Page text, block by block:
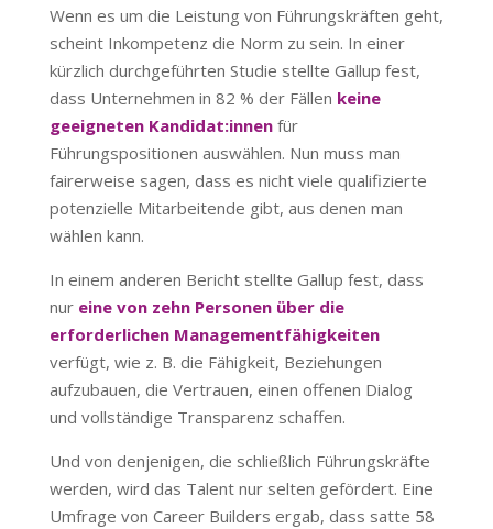
Wenn es um die Leistung von Führungskräften geht,
scheint Inkompetenz die Norm zu sein. In einer
kürzlich durchgeführten Studie stellte Gallup fest,
dass Unternehmen in 82 % der Fällen keine
geeigneten Kandidat:innenfür
Führungspositionen auswählen. Nun muss man
fairerweise sagen, dass es nicht viele qualifizierte
potenzielle Mitarbeitende gibt, aus denen man
wählen kann.
In einem anderen Bericht stellte Gallup fest, dass
nur eine von zehn Personen über die
erforderlichen Managementfähigkeiten
verfügt, wie z. B. die Fähigkeit, Beziehungen
aufzubauen, die Vertrauen, einen offenen Dialog
und vollständige Transparenz schaffen.
Und von denjenigen, die schließlich Führungskräfte
werden, wird das Talent nur selten gefördert. Eine
Umfrage von Career Builders ergab, dass satte 58